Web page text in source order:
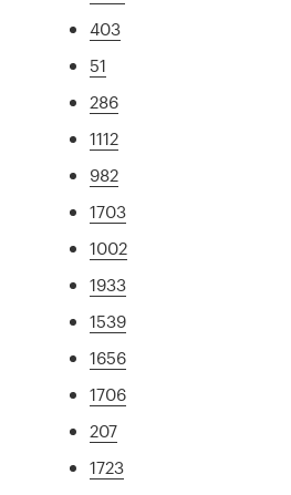
403
51
286
1112
982
1703
1002
1933
1539
1656
1706
207
1723